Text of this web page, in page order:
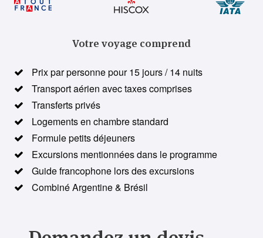
Votre voyage comprend
Prix par personne pour 15 jours / 14 nuits
Transport aérien avec taxes comprises
Transferts privés
Logements en chambre standard
Formule petits déjeuners
Excursions mentionnées dans le programme
Guide francophone lors des excursions
Combiné Argentine & Brésil